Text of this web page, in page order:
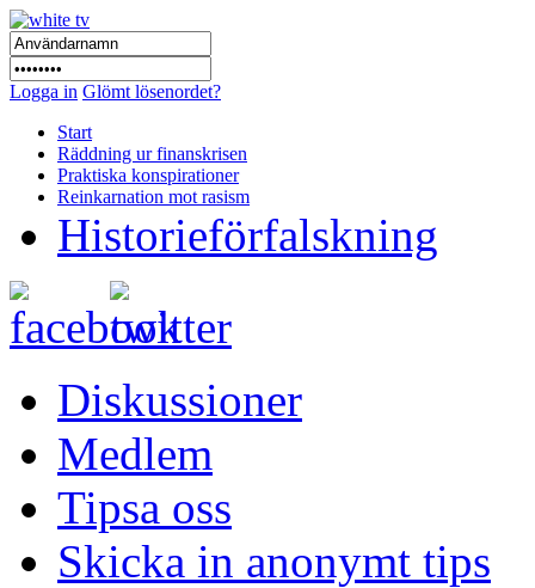
Logga in Glömt lösenordet?
Start
Räddning ur finanskrisen
Praktiska konspirationer
Reinkarnation mot rasism
Historieförfalskning
Diskussioner
Medlem
Tipsa oss
Skicka in anonymt tips